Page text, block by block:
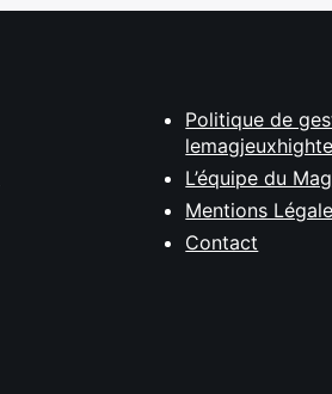
Politique de
L’équipe du
Mentions
Contact